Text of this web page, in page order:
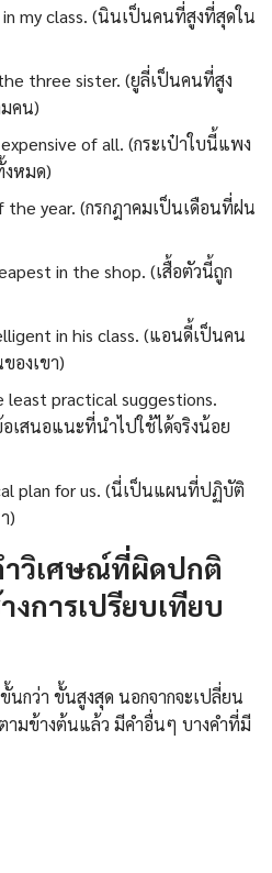
my class. (นินเป็นคนที่สูงที่สุดใน
three sister. (ยูลี่เป็นคนที่สูง
คน)
of all. (กระเป๋าใบนี้แพง
งหมด)
year. (กรกฎาคมเป็นเดือนที่ฝน
in the shop. (เสื้อตัวนี้ถูก
in his class. (แอนดี้เป็นคน
องเขา)
least practical suggestions.
เสนอแนะที่นำไปใช้ได้จริงน้อย
plan for us. (นี่เป็นแผนที่ปฏิบัติ
)
วิเศษณ์ที่ผิดปกติ
งการเปรียบเทียบ
นกว่า ขั้นสูงสุด นอกจากจะเปลี่ยน
มข้างต้นแล้ว มีคำอื่นๆ บางคำที่มี